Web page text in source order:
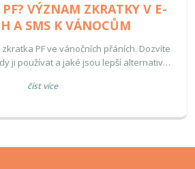
PF? VÝZNAM ZKRATKY V E-
A SMS K VÁNOCŮM
PF ve vánočních přáních. Dozvíte
ji používat a jaké jsou lepší alternativy
číst více